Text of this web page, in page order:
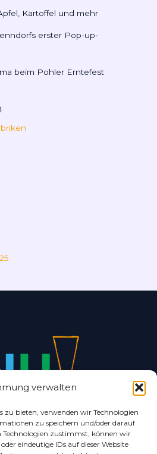
verwalten
zu bieten, verwenden wir Technologien
zu speichern und/oder darauf
Technologien zustimmst, können wir
eindeutige IDs auf dieser Website
Kartoffel und mehr
erster Pop-up-
beim Pohler Erntefest
und Umgebung.